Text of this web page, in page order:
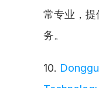
常专业，提
务。
10.